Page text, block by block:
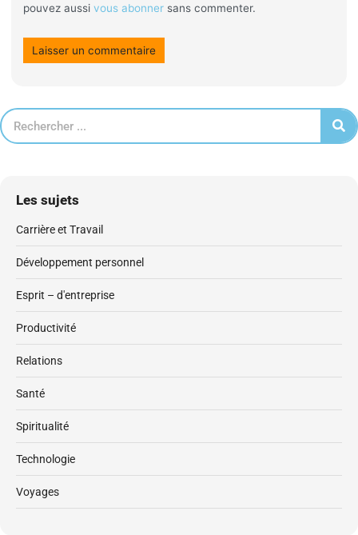
pouvez aussi vous abonnersans commenter.
Les sujets
Carrière et Travail
Développement personnel
Esprit – d'entreprise
Productivité
Relations
Santé
Spiritualité
Technologie
Voyages